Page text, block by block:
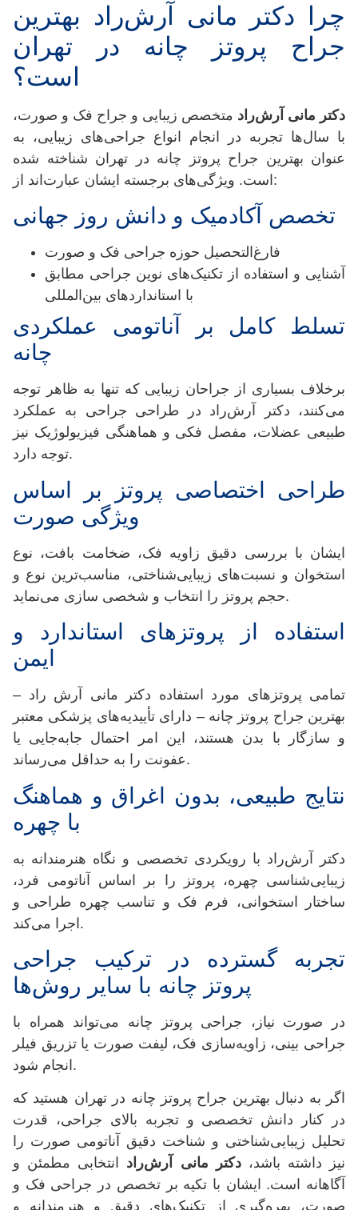
چرا دکتر مانی آرش‌راد بهترین
جراح پروتز چانه در تهران
است؟
دکتر مانی آرش‌راد متخصص زیبایی و جراح فک و صورت،
با سال‌ها تجربه در انجام انواع جراحی‌های زیبایی، به
عنوان بهترین جراح پروتز چانه در تهران شناخته شده
است. ویژگی‌های برجسته ایشان عبارت‌اند از:
تخصص آکادمیک و دانش روز جهانی
فارغ‌التحصیل حوزه جراحی فک و صورت
آشنایی و استفاده از تکنیک‌های نوین جراحی مطابق
با استانداردهای بین‌المللی
تسلط کامل بر آناتومی عملکردی
چانه
برخلاف بسیاری از جراحان زیبایی که تنها به ظاهر توجه
می‌کنند، دکتر آرش‌راد در طراحی جراحی به عملکرد
طبیعی عضلات، مفصل فکی و هماهنگی فیزیولوژیک نیز
توجه دارد.
طراحی اختصاصی پروتز بر اساس
ویژگی صورت
ایشان با بررسی دقیق زاویه فک، ضخامت بافت، نوع
استخوان و نسبت‌های زیبایی‌شناختی، مناسب‌ترین نوع و
حجم پروتز را انتخاب و شخصی سازی می‌نماید.
استفاده از پروتزهای استاندارد و
ایمن
تمامی پروتزهای مورد استفاده دکتر مانی آرش راد –
بهترین جراح پروتز چانه – دارای تأییدیه‌های پزشکی معتبر
و سازگار با بدن هستند، این امر احتمال جابه‌جایی یا
عفونت را به حداقل می‌رساند.
نتایج طبیعی، بدون اغراق و هماهنگ
با چهره
دکتر آرش‌راد با رویکردی تخصصی و نگاه هنرمندانه به
زیبایی‌شناسی چهره، پروتز را بر اساس آناتومی فرد،
ساختار استخوانی، فرم فک و تناسب چهره طراحی و
اجرا می‌کند.
تجربه گسترده در ترکیب جراحی
پروتز چانه با سایر روش‌ها
در صورت نیاز، جراحی پروتز چانه می‌تواند همراه با
جراحی بینی، زاویه‌سازی فک، لیفت صورت یا تزریق فیلر
انجام شود.
اگر به دنبال بهترین جراح پروتز چانه در تهران هستید که
در کنار دانش تخصصی و تجربه بالای جراحی، قدرت
تحلیل زیبایی‌شناختی و شناخت دقیق آناتومی صورت را
نیز داشته باشد،دکتر مانی آرش‌راد انتخابی مطمئن و
آگاهانه است. ایشان با تکیه بر تخصص در جراحی فک و
صورت، بهره‌گیری از تکنیک‌های دقیق و هنرمندانه و